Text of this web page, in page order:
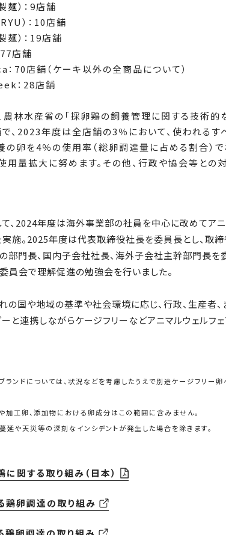
麺）：9店舗
）：10店舗
麺）：19店舗
店舗
70店舗（ケーキ以外の全商品について）
：28店舗
農林水産省の「採卵鶏の飼養管理に関する技術
、2023年度は全店舗の3％において、使われる
の卵を4％の使用率（総卵調達量に占める割合）
用量拡大に努めます。その他、行政や協会等との
、2024年度は海外事業部の社員を中心に改めてアニ
施。2025年度は代表取締役社長を委員長とし、取締
部門長、国内子会社社長、海外子会社主幹部門長を
員会で理解促進の勉強会を行いました。
の国や地域の基準や社会環境に応じ、行政、生産者、
と連携しながらケージフリーなどアニマルウェルフ
ンドについては、状況などを考慮したうえで別途ケージフリー
加工卵、添加物における卵成分はこの範囲に含みません。
延や天災等の深刻なインシデントが発生した場合を除きます。
関する取り組み（日本）
鶏卵調達の取り組み